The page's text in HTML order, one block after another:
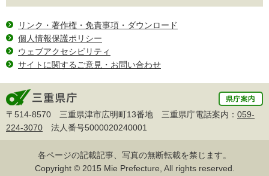
リンク・著作権・免責事項・ダウンロード
個人情報保護ポリシー
ウェブアクセシビリティ
サイトに関するご意見・お問い合わせ
〒514-8570 三重県津市広明町13番地 三重県庁電話案内： 059-
224-3070 法人番号5000020240001
各ページの記載記事、写真の無断転載を禁じます。
Copyright © 2015 Mie Prefecture, All rights reserved.